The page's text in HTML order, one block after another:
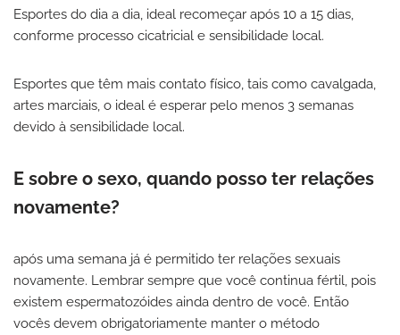
Esportes do dia a dia, ideal recomeçar após 10 a 15 dias,
conforme processo cicatricial e sensibilidade local.
Esportes que têm mais contato físico, tais como cavalgada,
artes marciais, o ideal é esperar pelo menos 3 semanas
devido à sensibilidade local.
E sobre o sexo, quando posso ter relações
novamente?
após uma semana já é permitido ter relações sexuais
novamente. Lembrar sempre que você continua fértil, pois
existem espermatozóides ainda dentro de você. Então
vocês devem obrigatoriamente manter o método